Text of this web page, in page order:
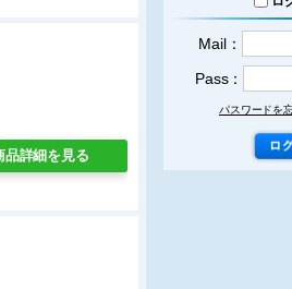
品詳細を見る
Mail：
Pass：
パスワードを